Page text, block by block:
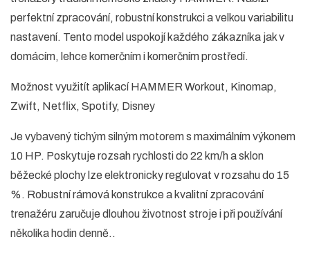
perfektní zpracování, robustní konstrukci a velkou variabilitu
nastavení. Tento model uspokojí každého zákazníka jak v
domácím, lehce komerčním i komerčním prostředí.
Možnost využitít aplikací HAMMER Workout, Kinomap,
Zwift, Netflix, Spotify, Disney
Je vybavený tichým silným motorem s maximálním výkonem
10 HP. Poskytuje rozsah rychlosti do 22 km/h a sklon
běžecké plochy lze elektronicky regulovat v rozsahu do 15
%. Robustní rámová konstrukce a kvalitní zpracování
trenažéru zaručuje dlouhou životnost stroje i při používání
několika hodin denně..